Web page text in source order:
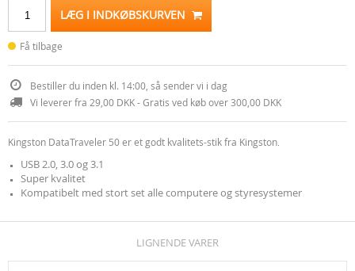
LÆG I INDKØBSKURVEN
Få tilbage
Bestiller du inden kl. 14:00, så sender vi i dag
Vi leverer fra 29,00 DKK - Gratis ved køb over 300,00 DKK
Kingston DataTraveler 50 er et godt kvalitets-stik fra Kingston
USB 2.0, 3.0 og 3.1
Super kvalitet
Kompatibelt med stort set alle computere og styresystemer
LIGNENDE VARER